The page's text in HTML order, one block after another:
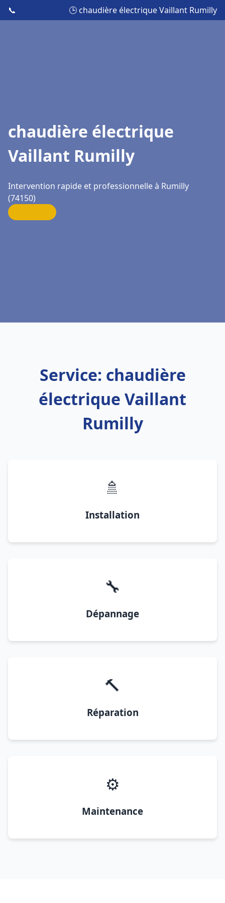
📞 🕒 chaudière électrique Vaillant Rumilly
chaudière électrique
Vaillant Rumilly
Intervention rapide et professionnelle à Rumilly
(74150)
Service: chaudière
électrique Vaillant
Rumilly
🚿
Installation
🔧
Dépannage
🔨
Réparation
⚙️
Maintenance